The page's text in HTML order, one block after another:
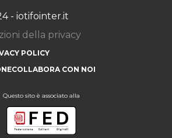
- iotifointer.it
della privacy
POLICY
COLLABORA CON NOI
Questo sito è associato alla